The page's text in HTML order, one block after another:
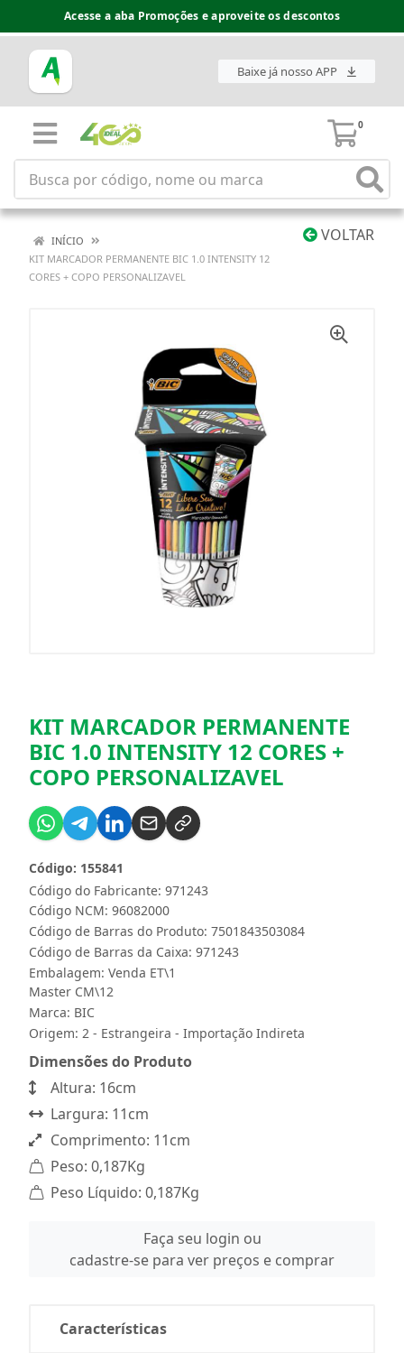
Acesse a aba Promoções e aproveite os descontos
Baixe já nosso APP
0
VOLTAR
INÍCIO
KIT MARCADOR PERMANENTE BIC 1.0 INTENSITY 12
CORES + COPO PERSONALIZAVEL
KIT MARCADOR PERMANENTE
BIC 1.0 INTENSITY 12 CORES +
COPO PERSONALIZAVEL
Código do Fabricante: 971243
Código: 155841
Código NCM: 96082000
Código de Barras do Produto: 7501843503084
Código de Barras da Caixa: 971243
Embalagem: Venda ET\1
Master CM\12
Marca: BIC
Origem: 2 - Estrangeira - Importação Indireta
Dimensões do Produto
Altura: 16cm
Largura: 11cm
Comprimento: 11cm
Peso: 0,187Kg
Peso Líquido: 0,187Kg
Faça seu login ou
cadastre-se para ver preços e comprar
Características